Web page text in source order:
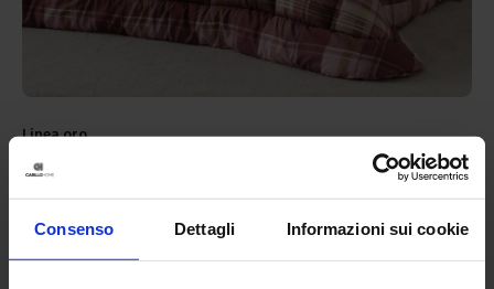
Consenso Dettagli Informazioni sui cookie
Linea oro
Trapunta In Microfibra Milot
Blue Bordeaux